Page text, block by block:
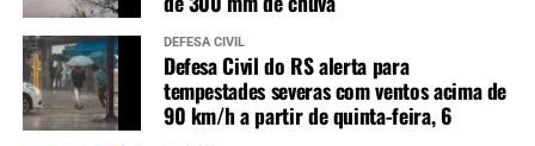
DEFESA CIVIL
Defesa Civil do RS alerta para
tempestades severas com ventos acima de
90 km/h a partir de quinta-feira, 6